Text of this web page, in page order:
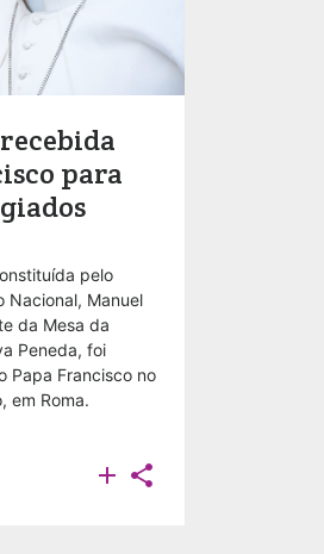
para
pelo
Nacional, Manuel
da Mesa da
Peneda, foi
Papa Francisco no
em Roma.
 